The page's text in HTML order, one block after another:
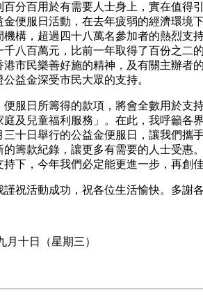
百分百用於有需要人士身上，實在值得
金便服日活動，在去年疲弱的經濟環境
機構，超過四十八萬名參加者的熱烈支
千八百萬元，比前一年取得了百份之二
港市民樂善好施的精神，及有關主辦者
公益金深受市民大眾的支持。
日所籌得的款項，將會全數用於支
庭及兒童福利服務」。在此，我呼籲各
三十日舉行的公益金便服日，讓我們攜
的籌款紀錄，讓更多有需要的人士受惠
持下，今年我們必定能更進一步，再創
活動成功，祝各位生活愉快。多謝
月十日（星期三）